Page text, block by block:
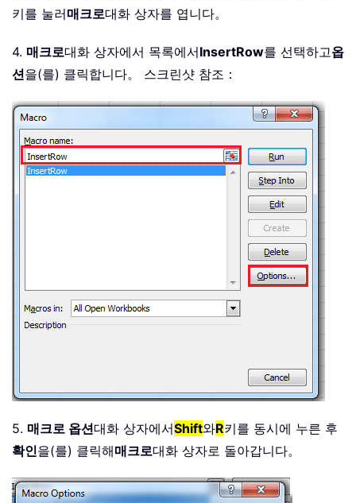
키를 눌러매크로대화 상자를 엽니다。
4. 매크로대화 상자에서 목록에서InsertRow를 선택하고옵
션을(를) 클릭합니다。 스크린샷 참조：
5. 매크로 옵션대화 상자에서Shift와R키를 동시에 누른 후
확인을(를) 클릭해매크로대화 상자로 돌아갑니다。